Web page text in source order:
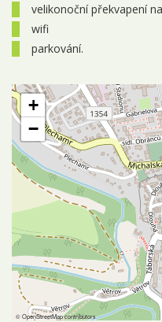
velikonoční překvapení
wifi
parkování.
+
−
©OpenStreetMapcontributors